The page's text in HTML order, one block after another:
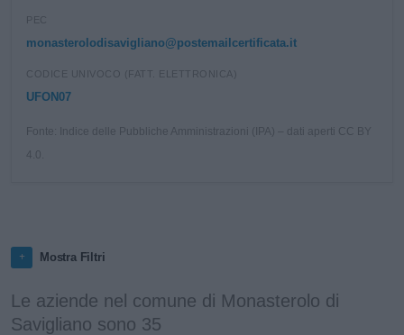
PEC
monasterolodisavigliano@postemailcertificata.it
CODICE UNIVOCO (FATT. ELETTRONICA)
UFON07
Fonte: Indice delle Pubbliche Amministrazioni (IPA) – dati aperti CC BY
Mostra Filtri
Le aziende nel comune di Monasterolo di
Savigliano sono 35